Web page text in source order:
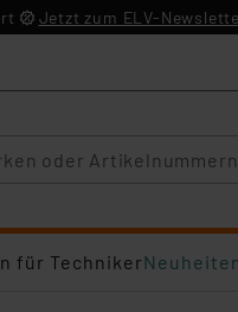
Jetzt zum ELV-
für Techniker